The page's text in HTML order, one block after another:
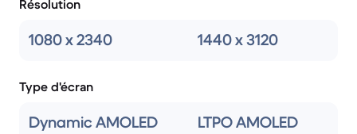
Résolution
1080 x 2340 1440 x 3120
Type d'écran
Dynamic AMOLED
LTPO AMOLED